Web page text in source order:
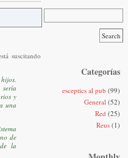
suscitando
y
una
de
la
Categorías
esceptics al pub (99)
General (52)
Red (25)
Reus (1)